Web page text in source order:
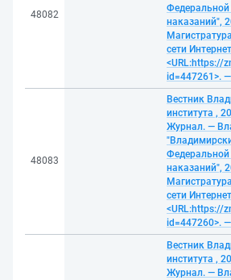
48082
наказаний",
сети
<URL:https://
id=447261>.
48083
Вестник
института ,
Журнал. —
наказаний",
сети
<URL:https://
id=447260>.
Вестник
института ,
Журнал. —